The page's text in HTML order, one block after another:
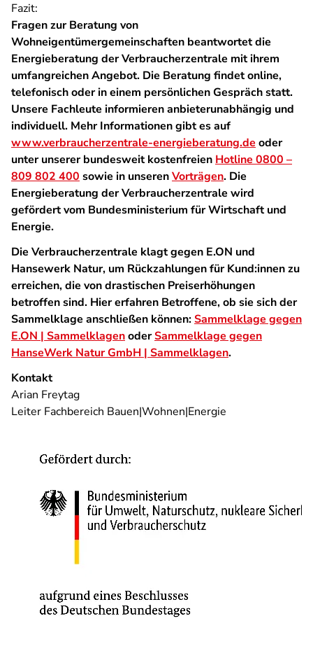
Fazit:
Fragen zur Beratung von
Wohneigentümergemeinschaften beantwortet die
Energieberatung der Verbraucherzentrale mit ihrem
umfangreichen Angebot. Die Beratung findet online,
telefonisch oder in einem persönlichen Gespräch statt.
Unsere Fachleute informieren anbieterunabhängig und
individuell. Mehr Informationen gibt es auf
www.verbraucherzentrale-energieberatung.de oder
unter unserer bundesweit kostenfreien Hotline 0800 –
809 802 400 sowie in unserenVorträgen. Die
Energieberatung der Verbraucherzentrale wird
gefördert vom Bundesministerium für Wirtschaft und
Energie.
Die Verbraucherzentrale klagt gegen E.ON und
Hansewerk Natur, um Rückzahlungen für Kund:innen zu
erreichen, die von drastischen Preiserhöhungen
betroffen sind. Hier erfahren Betroffene, ob sie sich der
Sammelklage anschließen können:Sammelklage gegen
E.ON | SammelklagenoderSammelklage gegen
HanseWerk Natur GmbH | Sammelklagen.
Kontakt
Arian Freytag
Leiter Fachbereich Bauen|Wohnen|Energie